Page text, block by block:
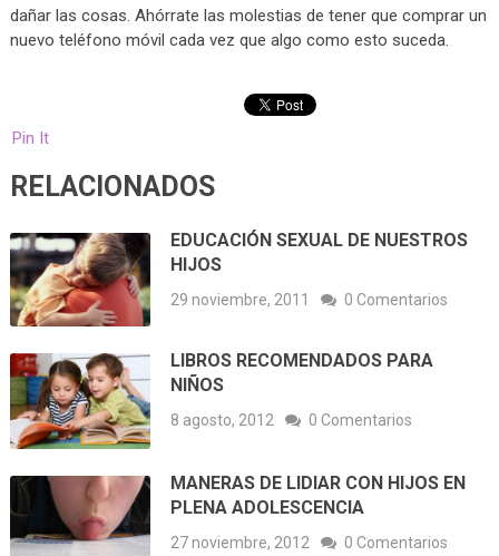
dañar las cosas. Ahórrate las molestias de tener que comprar un
nuevo teléfono móvil cada vez que algo como esto suceda.
Pin It
RELACIONADOS
EDUCACIÓN SEXUAL DE NUESTROS
HIJOS
29 noviembre, 2011 0 Comentarios
LIBROS RECOMENDADOS PARA
NIÑOS
8 agosto, 2012 0 Comentarios
MANERAS DE LIDIAR CON HIJOS EN
PLENA ADOLESCENCIA
27 noviembre, 2012 0 Comentarios